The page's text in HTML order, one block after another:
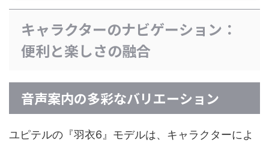
キャラクターのナビゲーション：
便利と楽しさの融合
音声案内の多彩なバリエーション
ユピテルの『羽衣6』モデルは、キャラクターによ